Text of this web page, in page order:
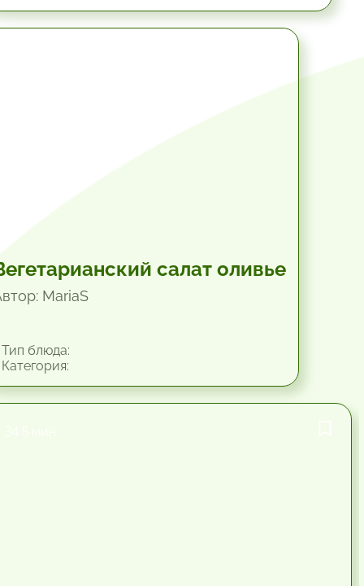
салат оливье
MariaS
блюда: